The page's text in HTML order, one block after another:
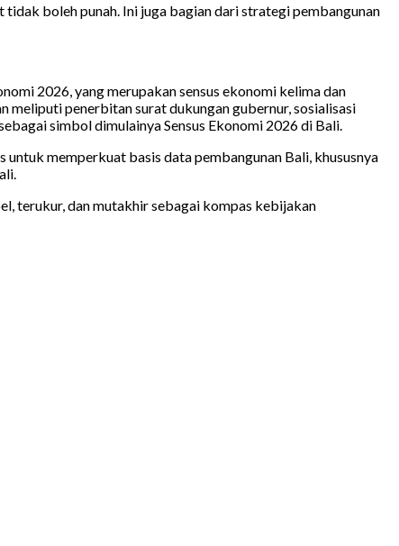
boleh punah. Ini juga bagian dari strategi pembangunan
2026, yang merupakan sensus ekonomi kelima dan
meliputi penerbitan surat dukungan gubernur, sosialisasi
simbol dimulainya Sensus Ekonomi 2026 di Bali.
memperkuat basis data pembangunan Bali, khususnya
terukur, dan mutakhir sebagai kompas kebijakan